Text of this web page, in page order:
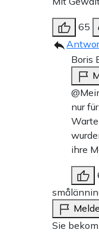
65
Boris
nur
ihre
Sie